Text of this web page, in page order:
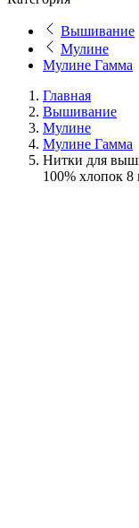
Вышивание
Мулине
Мулине Гамма
Главная
Вышивание
Мулине
Мулине Гамма
Нитки для
100% хлопок